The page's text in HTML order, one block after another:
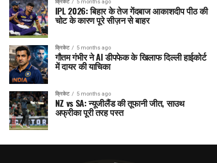
क्रिकेट 5 months ago
IPL 2026: बिहार के तेज गेंदबाज आकाशदीप पीठ की
चोट के कारण पूरे सीज़न से बाहर
क्रिकेट 5 months ago
गौतम गंभीर ने AI डीपफेक के खिलाफ दिल्ली हाईकोर्ट
में दायर की याचिका
क्रिकेट 5 months ago
NZ vs SA: न्यूजीलैंड की तूफानी जीत, साउथ
अफ्रीका पूरी तरह पस्त